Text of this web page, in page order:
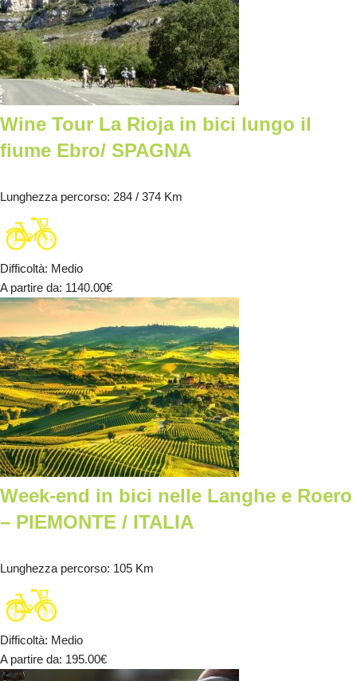
Wine Tour La Rioja in bici lungo il
fiume Ebro/ SPAGNA
Lunghezza percorso: 284 / 374 Km
Difficoltà: Medio
A partire da: 1140.00€
Week-end in bici nelle Langhe e Roero
– PIEMONTE / ITALIA
Lunghezza percorso: 105 Km
Difficoltà: Medio
A partire da: 195.00€